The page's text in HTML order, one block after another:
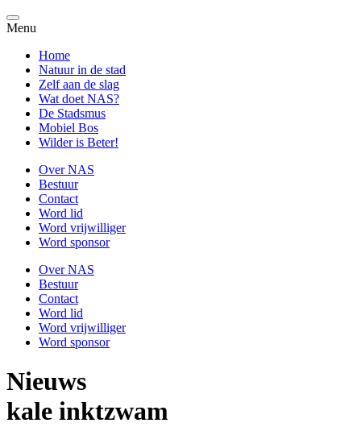
Menu
Home
Natuur in de stad
Zelf aan de slag
Wat doet NAS?
De Stadsmus
Mobiel Bos
Wilder is Beter!
Over NAS
Bestuur
Contact
Word lid
Word vrijwilliger
Word sponsor
Over NAS
Bestuur
Contact
Word lid
Word vrijwilliger
Word sponsor
Nieuws
kale inktzwam